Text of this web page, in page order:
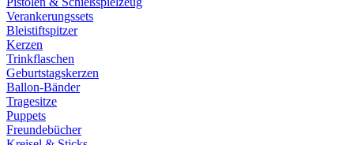
Verankerungssets
Bleistiftspitzer
Kerzen
Trinkflaschen
Geburtstagskerzen
Ballon-Bänder
Tragesitze
Puppets
Freundebücher